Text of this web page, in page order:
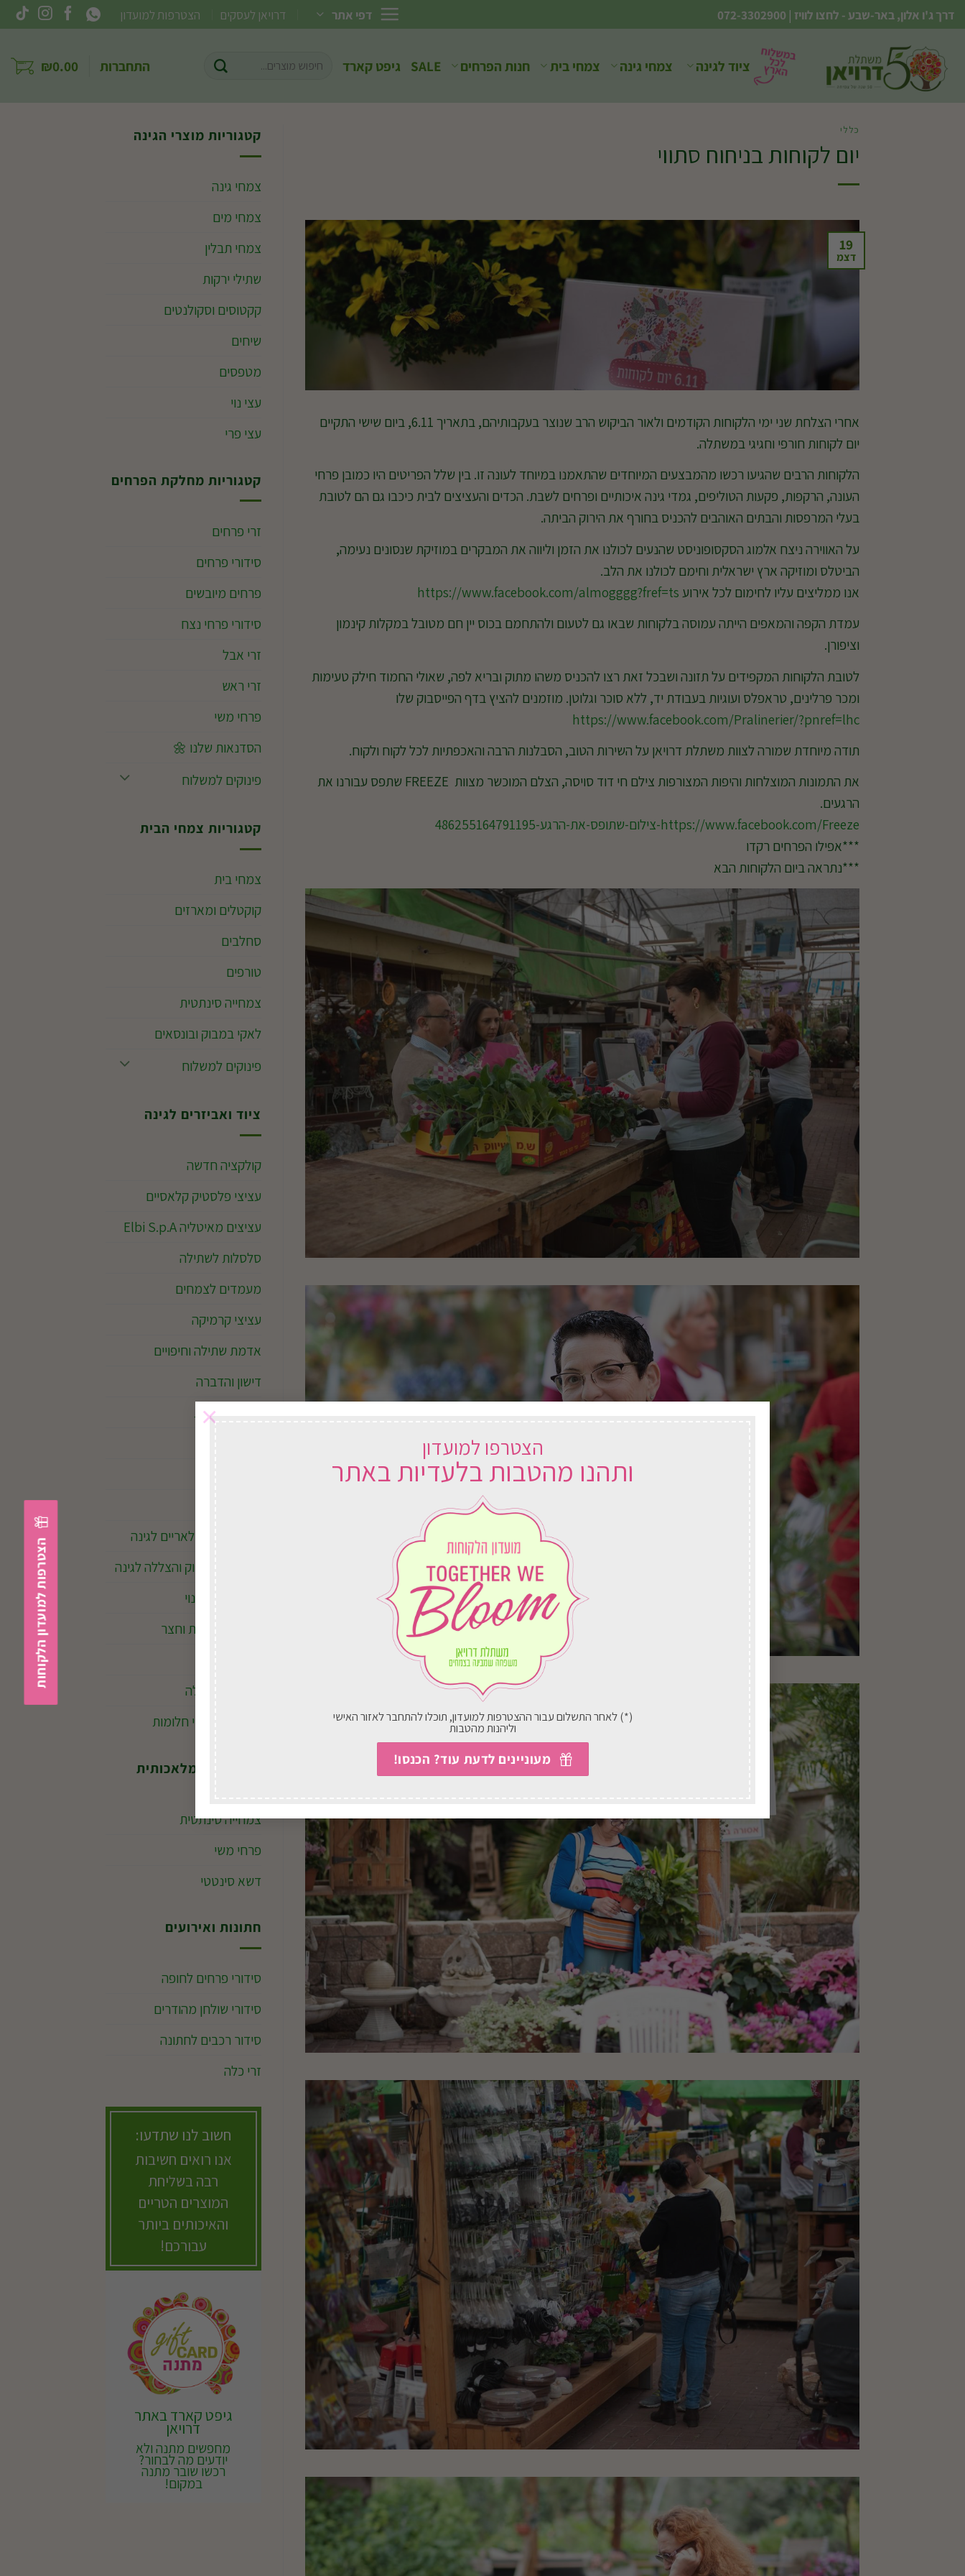
הצטרפו למועדון
ותהנו מהטבות בלעדיות באתר
(*) לאחר התשלום עבור ההצטרפות למועדון, תוכלו להתחבר לאזור האישי
וליהנות מהטבות
מעוניינים לדעת עוד? הכנסו!
×
Skip
to
content
דרך ג'ו אלון, באר-שבע - לחצו לוויז |
072-3302900 דפי אתר דרויאן לעסקים הצטרפות למועדון
ציוד לגינה צמחי גינה צמחי בית חנות הפרחים SALE גיפט קארד התחברות ₪0.00
כללי
יום לקוחות בניחוח סתווי
19
דצמ
אחרי הצלחת שני ימי הלקוחות הקודמים ולאור הביקוש הרב שנוצר בעקבותיהם, בתאריך 6.11, ביום שישי התקיים
יום לקוחות חורפי וחגיגי במשתלה.
הלקוחות הרבים שהגיעו רכשו מהמבצעים המיוחדים שהתאמנו במיוחד לעונה זו. בין שלל הפריטים היו כמובן פרחי
העונה, הרקפות, פקעות הטוליפים, גמדי גינה איכותיים ופרחים לשבת. הכדים והעציצים לבית כיכבו גם הם לטובת
בעלי המרפסות והבתים האוהבים להכניס בחורף את הירוק הביתה.
על האווירה ניצח אלמוג הסקסופוניסט שהנעים לכולנו את הזמן וליווה את המבקרים במוזיקת שנסונים נעימה,
הביטלס ומוזיקה ארץ ישראלית וחימם לכולנו את הלב.
אנו ממליצים עליו לחימום לכל אירועhttps://www.facebook.com/almogggg?fref=ts
עמדת הקפה והמאפים הייתה עמוסה בלקוחות שבאו גם לטעום ולהתחמם בכוס יין חם מטובל במקלות קינמון
וציפורן.
לטובת הלקוחות המקפידים על תזונה ושבכל זאת רצו להכניס משהו מתוק ובריא לפה, שאולי החמוד חילק טעימות
ומכר פרלינים, טראפלס ועוגיות בעבודת יד, ללא סוכר וגלוטן. מוזמנים להציץ בדף הפייסבוק שלו
https://www.facebook.com/Pralinerier/?pnref=lhc
תודה מיוחדת שמורה לצוות משתלת דרויאן על השירות הטוב, הסבלנות הרבה והאכפתיות לכל לקוח ולקוח.
את התמונות המוצלחות והיפות המצורפות צילם חי דוד סויסה, הצלם המוכשר מצוות FREEZE שתפס עבורנו את
הרגעים.
https://www.facebook.com/Freeze-צילום-שתופס-את-הרגע-486255164791195
***אפילו הפרחים רקדו
***נתראה ביום הלקוחות הבא
קטגוריות מוצרי הגינה
צמחי גינה
צמחי מים
צמחי תבלין
שתילי ירקות
קקטוסים וסקולנטים
שיחים
מטפסים
עצי נוי
עצי פרי
קטגוריות מחלקת הפרחים
זרי פרחים
סידורי פרחים
פרחים מיובשים
סידורי פרחי נצח
זרי אבל
זרי ראש
פרחי משי
הסדנאות שלנו 🌼
פינוקים למשלוח
קטגוריות צמחי הבית
צמחי בית
קוקטלים ומארזים
סחלבים
טורפים
צמחייה סינתטית
לאקי במבוק ובונסאים
פינוקים למשלוח
ציוד ואביזרים לגינה
קולקציה חדשה
עציצי פלסטיק קלאסיים
עציצים מאיטליה Elbi S.p.A
סלסלות לשתילה
מעמדים לצמחים
עציצי קרמיקה
אדמת שתילה וחיפויים
דישון והדברה
זרעים ופקעות
גופי תאורה סולאריים לגינה
מחצלות במבוק והצללה לגינה
ציוד לבריכות נוי
אביזרי נוי לבית וחצר
ילדים במשתלה
מקרמה ולוכדי חלומות
המחלקה המלאכותית
צמחייה סינתטית
פרחי משי
דשא סינטטי
חתונות ואירועים
סידורי פרחים לחופה
סידורי שולחן מהודרים
סידור רכבים לחתונה
זרי כלה
חשוב לנו שתדעו:
אנו רואים חשיבות
רבה בשליחת
המוצרים הטריים
והאיכותים ביותר
עבורכם!
גיפט קארד באתר
דרויאן
מחפשים מתנה ולא
יודעים מה לבחור?
רכשו שובר מתנה
במקום!
הצטרפות למועדון הלקוחות